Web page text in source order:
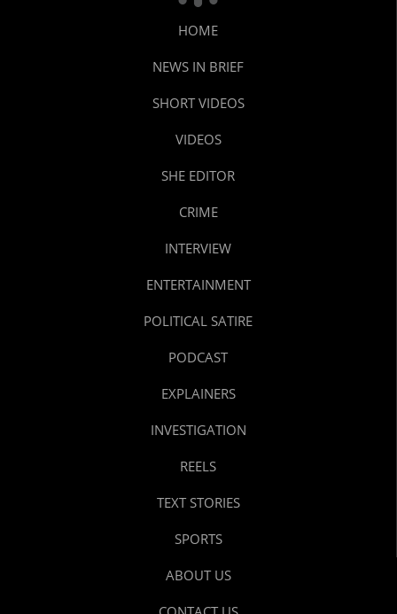
HOME
NEWS IN BRIEF
SHORT VIDEOS
VIDEOS
SHE EDITOR
CRIME
INTERVIEW
ENTERTAINMENT
POLITICAL SATIRE
PODCAST
EXPLAINERS
INVESTIGATION
REELS
TEXT STORIES
SPORTS
ABOUT US